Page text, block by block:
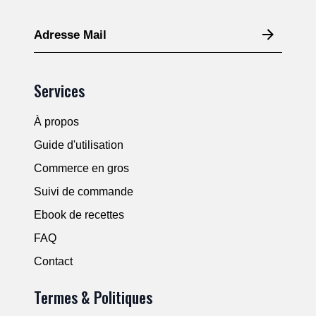
Services
À propos
Guide d'utilisation
Commerce en gros
Suivi de commande
Ebook de recettes
FAQ
Contact
Termes & Politiques